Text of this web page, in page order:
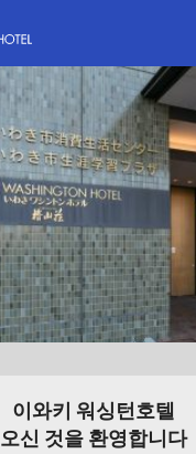
이와키 워싱턴호텔
오신 것을 환영합니다